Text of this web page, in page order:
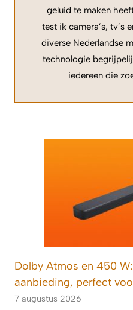
geluid te maken
test ik camera’s, tv’s
diverse Nederlandse
technologie
iedereen die
Dolby Atmos en 450
aanbieding, perfect
7 augustus 2026